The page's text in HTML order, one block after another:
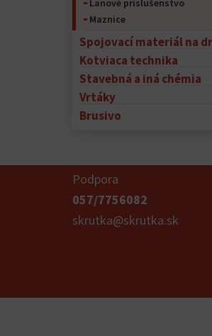
Lanové príslušenstvo
Maznice
Spojovací materiál na
Kotviaca technika
Stavebná a iná chémia
Vrtáky
Brusivo
Podpora
057/7756082
skrutka@skrutka.sk